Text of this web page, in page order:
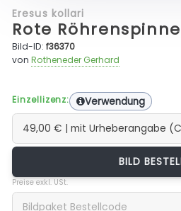
Eresus kollari
Rote
Bild-ID:f36370
vonRotheneder Gerhard
Einzellizenz: Verwendung
BILD
Preise exkl. USt.